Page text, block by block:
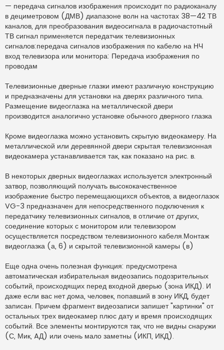
— передача сигналов изображения происходит по радиоканалу
в дециметровом (ДМВ) диапазоне волн на частотах 38—42 ТВ
каналов, для преобразования видеосигнала в радиочастотный
ТВ сигнал применяется передатчик телевизионных
сигналов:передача сигналов изображения по кабелю на НЧ
вход телевизора или монитора: Передача изображения по
проводам
Телевизионные дверные глазки имеют различную конструкцию
и предназначены для установки на дверях различного типа.
Размещение видеоглазка на металлической двери
производится аналогично установке обычного дверного глазка
Кроме видеоглазка можно установить скрытую видеокамеру. На
металлической или деревянной двери скрытая телевизионная
видеокамера устанавливается так, как показано на рис. в.
В некоторых дверных видеоглазках используется электронный
затвор, позволяющий получать высококачественное
изображение быстро перемещающихся объектов, а видеоглазок
VG-3 предназначен для непосредственного подключения к
передатчику телевизионных сигналов, в отличие от других,
соединение которых с монитором или телевизором
осуществляется посредством телевизионного кабеля.Монтаж
видеоглазка (а, 6) и скрытой телевизионной камеры (в)
Еще одна очень полезная функция: предусмотрена
автоматическая избирательная видеозапись подозрительных
событий, происходящих перед входной дверью (зона ИКД). И
даже если вас нет дома, человек, попавший в зону ИКД, будет
записан. Причем фрагмент видеозаписи запишет "картинки" от
остальных трех видеокамер плюс дату и время происходящих
событий. Все элементы монтируются так, что не видны снаружи
(С, Мик, AД) или очень мало заметны (ИКП, ИКД).